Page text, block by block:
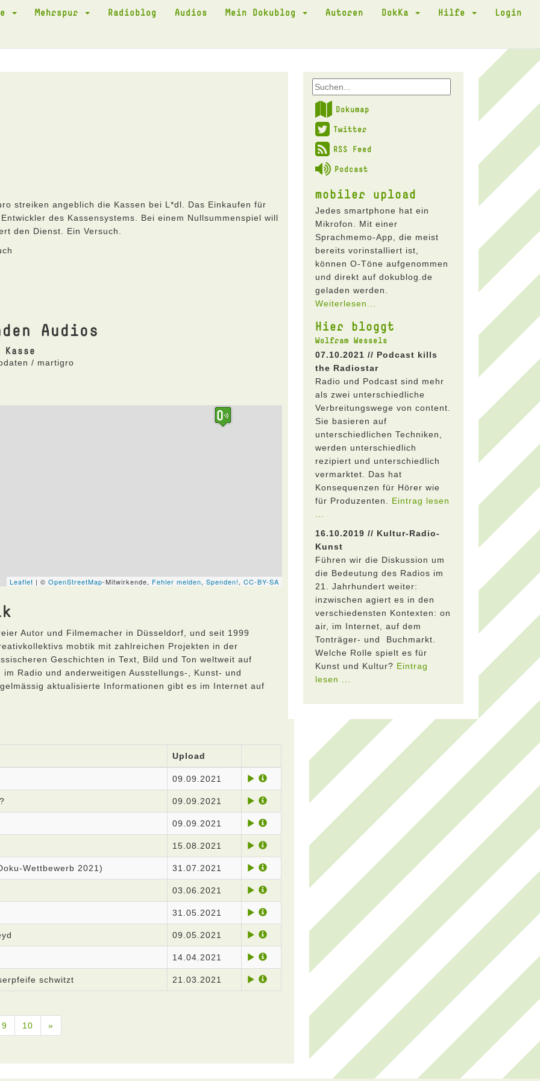
Mehrspur Radioblog Audios Mein Dokublog Autoren DokKa Hilfe Login
streiken angeblich die Kassen bei L*dl. Das Einkaufen für
des Kassensystems. Bei einem Nullsummenspiel will
den Dienst. Ein Versuch.
Audios
/ martigro
Autor und Filmemacher in Düsseldorf, und seit 1999
mobtik mit zahlreichen Projekten in der
Geschichten in Text, Bild und Ton weltweit auf
Radio und anderweitigen Ausstellungs-, Kunst- und
aktualisierte Informationen gibt es im Internet auf
Upload
09.09.2021
09.09.2021
09.09.2021
15.08.2021
Wettbewerb 2021) 31.07.2021
03.06.2021
31.05.2021
09.05.2021
14.04.2021
schwitzt 21.03.2021
9 10 »
Dokumap
Twitter
RSS Feed
Podcast
mobiler upload
Jedes smartphone hat ein
Mikrofon. Mit einer
Sprachmemo-App, die meist
bereits vorinstalliert ist,
können O-Töne aufgenommen
und direkt auf dokublog.de
geladen werden.
Weiterlesen...
Hier bloggt
Wolfram Wessels
07.10.2021 // Podcast kills
the Radiostar
Radio und Podcast sind mehr
als zwei unterschiedliche
Verbreitungswege von content.
Sie basieren auf
unterschiedlichen Techniken,
werden unterschiedlich
rezipiert und unterschiedlich
vermarktet. Das hat
Konsequenzen für Hörer wie
für Produzenten. Eintrag lesen
16.10.2019 // Kultur-Radio-
Kunst
Führen wir die Diskussion um
die Bedeutung des Radios im
21. Jahrhundert weiter:
inzwischen agiert es in den
verschiedensten Kontexten: on
air, im Internet, auf dem
Tonträger- und Buchmarkt.
Welche Rolle spielt es für
Kunst und Kultur? Eintrag
lesen ...